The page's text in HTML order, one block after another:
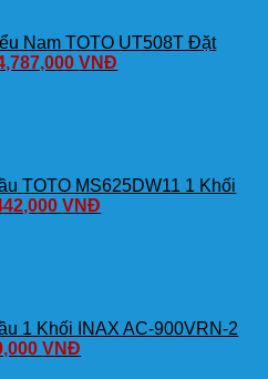
Nam TOTO UT508T Đặt
VNĐ
TOTO MS625DW11 1 Khối
VNĐ
1 Khối INAX AC-900VRN-2
VNĐ